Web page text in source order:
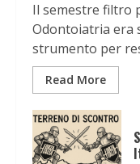
Il semestre filtro
Odontoiatria era
strumento per
Read More